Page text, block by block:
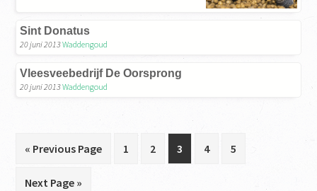
Sint Donatus
20 juni 2013Waddengoud
Vleesveebedrijf De Oorsprong
20 juni 2013Waddengoud
« Go
Previous Page
Go
1
Go
2
Go
to
3
Go
4
Go
5
Go
Next Page »